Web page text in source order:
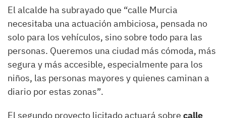
El alcalde ha subrayado que “calle Murcia
necesitaba una actuación ambiciosa, pensada no
solo para los vehículos, sino sobre todo para las
personas. Queremos una ciudad más cómoda, más
segura y más accesible, especialmente para los
niños, las personas mayores y quienes caminan a
diario por estas zonas”.
El segundo proyecto licitado actuará sobre calle